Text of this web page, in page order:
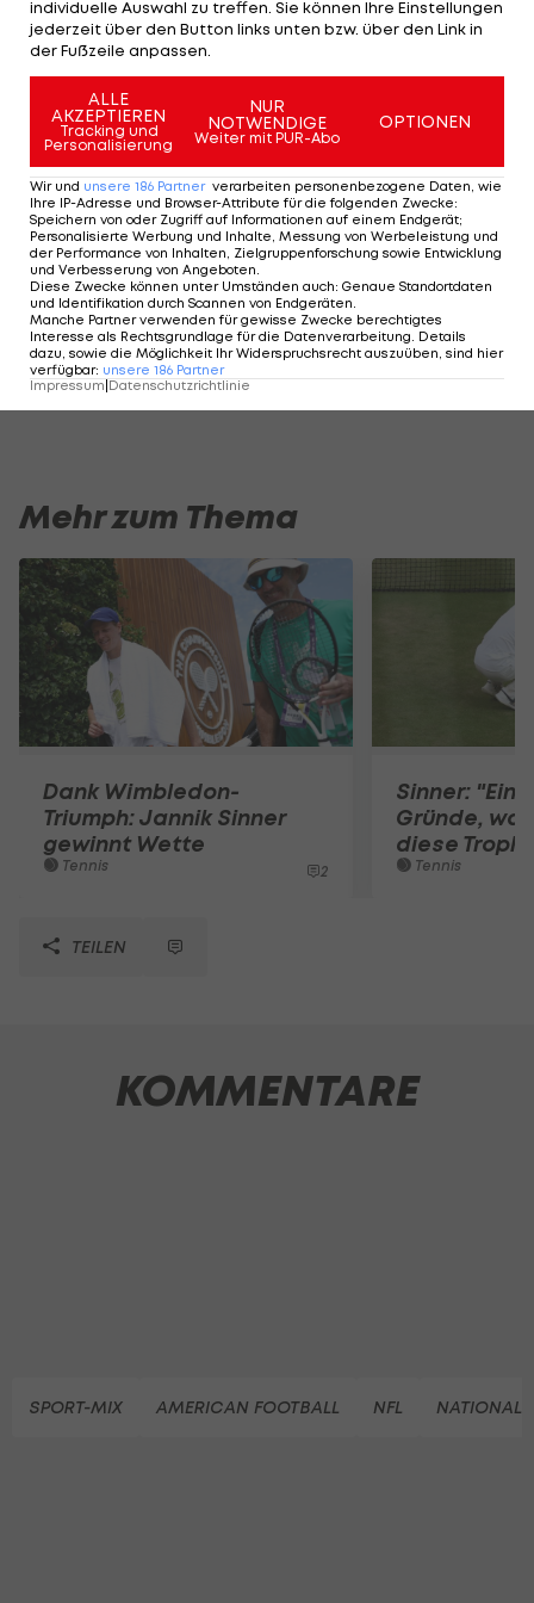
Duell steigt im Azteken-Stadion von Mexico City.
geben
Monster-
Vertrag
Football
Highlights: Nach frühem Rückstand:
Austria Salzburg schießt die Vienna ab
Fußball - ADMIRAL 2. Liga
den FAC
Fußball -
Mehr zum Thema
Dank Wimbledon-
Triumph: Jannik Sinner
gewinnt Wette
Tennis 2
Sinner:
Gründe,
diese
Tennis
TEILEN
KOMMENTARE
SPORT-MIX AMERICAN FOOTBALL NFL NATIONAL
individuelle Auswahl zu treffen. Sie können Ihre Einstellungen
jederzeit über den Button links unten bzw. über den Link in
der Fußzeile anpassen.
ALLE
AKZEPTIEREN
Tracking und
Personalisierung
NUR
NOTWENDIGE
Weiter mit PUR-Abo
OPTIONEN
Wir und unsere 186 Partner verarbeiten personenbezogene Daten, wie
Ihre IP-Adresse und Browser-Attribute für die folgenden Zwecke:
Speichern von oder Zugriff auf Informationen auf einem Endgerät;
Personalisierte Werbung und Inhalte, Messung von Werbeleistung und
der Performance von Inhalten, Zielgruppenforschung sowie Entwicklung
und Verbesserung von Angeboten
Diese Zwecke können unter Umständen auch: Genaue Standortdaten
und Identifikation durch Scannen von Endgeräten
Manche Partner verwenden für gewisse Zwecke berechtigtes
Interesse als Rechtsgrundlage für die Datenverarbeitung. Details
dazu, sowie die Möglichkeit Ihr Widerspruchsrecht auszuüben, sind hier
verfügbar: unsere 186 Partner
Impressum|Datenschutzrichtlinie